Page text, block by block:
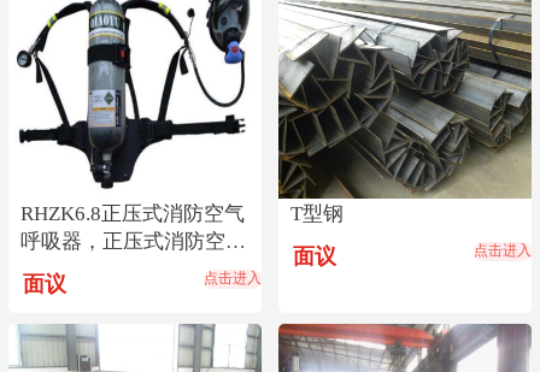
RHZK6.8正压式消防空气
呼吸器，正压式消防空气
呼吸器价格低
面议 点击进入
T型钢
面议 点击进入